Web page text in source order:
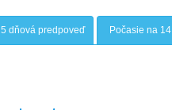
5 dňová predpoveď Počasie na